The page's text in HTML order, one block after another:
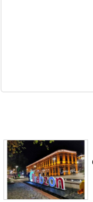
گزارش
دهید.